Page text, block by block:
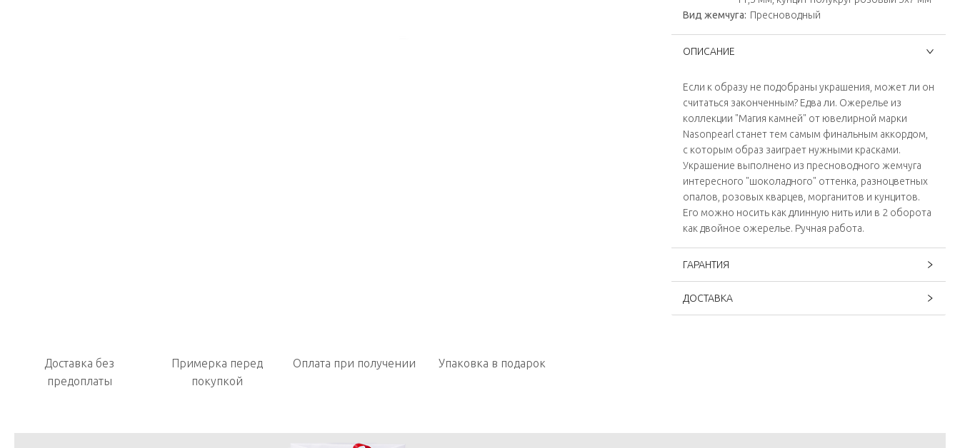
Вид жемчуга: Пресноводный
ОПИСАНИЕ
Если к образу не подобраны украшения, может ли он
считаться законченным? Едва ли. Ожерелье из
коллекции "Магия камней" от ювелирной марки
Nasonpearl станет тем самым финальным аккордом,
с которым образ заиграет нужными красками.
Украшение выполнено из пресноводного жемчуга
интересного "шоколадного" оттенка, разноцветных
опалов, розовых кварцев, морганитов и кунцитов.
Его можно носить как длинную нить или в 2 оборота
как двойное ожерелье. Ручная работа.
ГАРАНТИЯ
ДОСТАВКА
Доставка без
предоплаты
Примерка перед
покупкой
Оплата при получении Упаковка в подарок